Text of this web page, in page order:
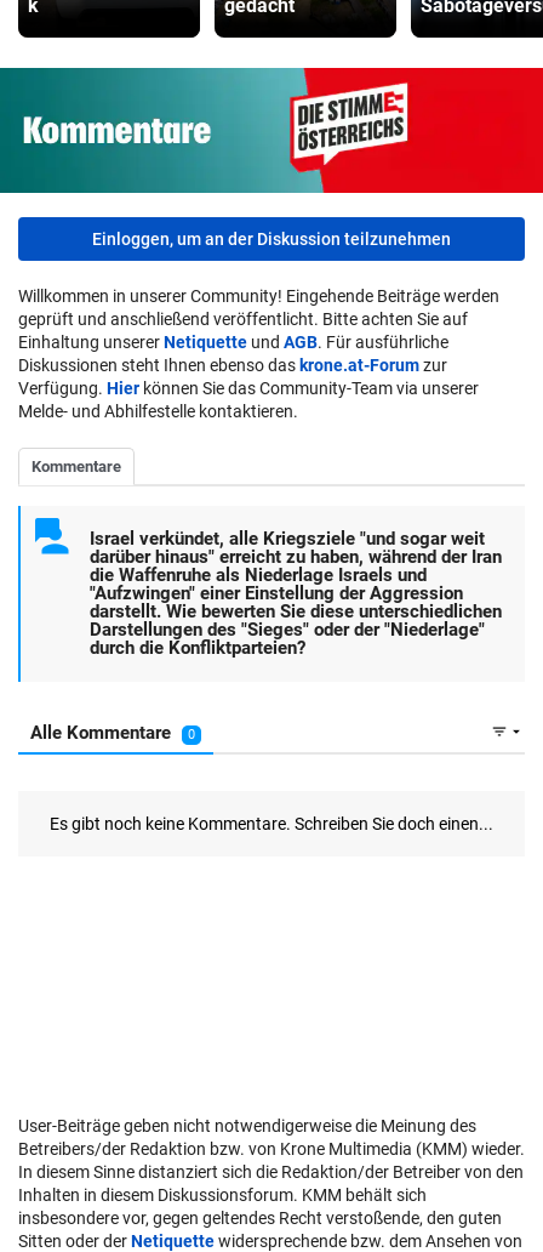
k gedacht
Einloggen, um an der Diskussion teilzunehmen
Willkommen in unserer Community! Eingehende Beiträge werden
geprüft und anschließend veröffentlicht. Bitte achten Sie auf
Einhaltung unsererNetiquette und AGB. Für ausführliche
Diskussionen steht Ihnen ebenso das krone.at-Forumzur
Verfügung. Hier können Sie das Community-Team via unserer
Melde- und Abhilfestelle kontaktieren.
User-Beiträge geben nicht notwendigerweise die Meinung des
Betreibers/der Redaktion bzw. von Krone Multimedia (KMM) wieder.
In diesem Sinne distanziert sich die Redaktion/der Betreiber von den
Inhalten in diesem Diskussionsforum. KMM behält sich
insbesondere vor, gegen geltendes Recht verstoßende, den guten
Sitten oder derNetiquettewidersprechende bzw. dem Ansehen von